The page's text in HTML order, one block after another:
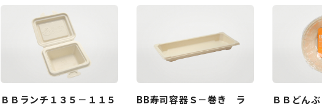
ＢＢランチ１３５－１１５
BB寿司容器Ｓ－巻き ラ
ＢＢどん